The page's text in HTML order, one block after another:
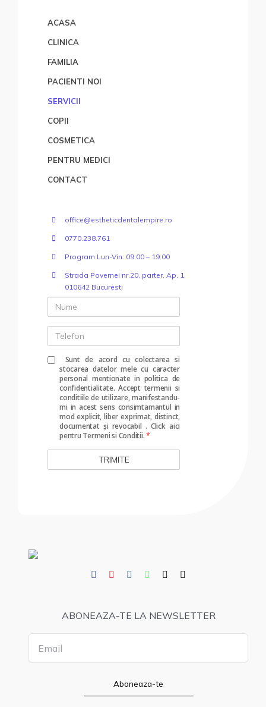
ACASA
CLINICA
FAMILIA
PACIENTI NOI
SERVICII
COPII
COSMETICA
PENTRU MEDICI
CONTACT
office@estheticdentalempire.ro
0770.238.761
Program Lun-Vin: 09:00 – 19:00
Strada Povernei nr.20, parter, Ap. 1,
010642 Bucuresti
Nume
Telefon
Sunt de acord cu colectarea si
stocarea datelor mele cu caracter
personal mentionate in politica de
confidentialitate. Accept termenii si
conditiile de utilizare, manifestandu-
mi in acest sens consimtamantul in
mod explicit, liber exprimat, distinct,
documentat și revocabil . Click aici
pentru Termeni si Conditii.*
ABONEAZA-TE LA NEWSLETTER